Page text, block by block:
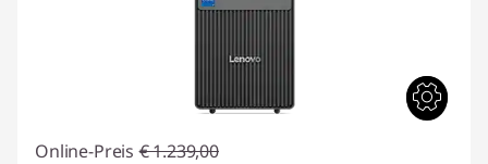
Online-Preis € 1.239,00